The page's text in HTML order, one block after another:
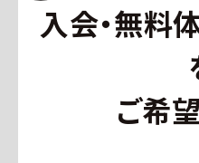
入会・無料
ご希